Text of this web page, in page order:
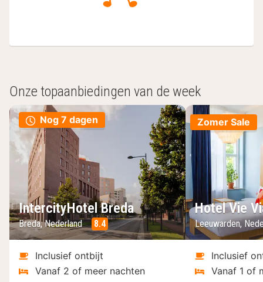
Onze topaanbiedingen van de week
Nog 7 dagen
IntercityHotel Breda
Breda, Nederland 8.4
Inclusief ontbijt
Vanaf 2 of meer nachten
Zomer Sale
Hotel Vie
Leeuwarden,
Inclusief
Vanaf 1 of